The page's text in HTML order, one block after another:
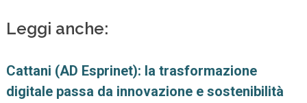
Leggi anche:
Cattani (AD Esprinet): la trasformazione
digitale passa da innovazione e sostenibilità